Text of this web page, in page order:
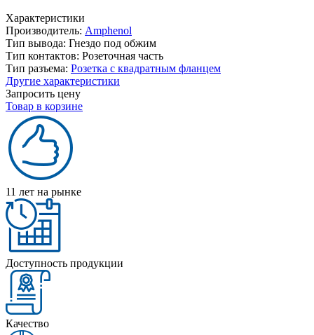
Характеристики
Производитель: Amphenol
Тип вывода: Гнездо под обжим
Тип контактов: Розеточная часть
Тип разъема: Розетка с квадратным фланцем
Другие характеристики
Запросить цену
Товар в корзине
11 лет на рынке
Доступность продукции
Качество